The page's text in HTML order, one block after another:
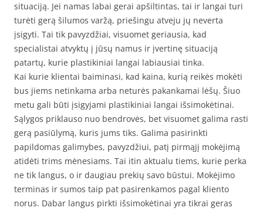
situaciją. Jei namas labai gerai apšiltintas, tai ir langai turi
turėti gerą šilumos varžą, priešingu atveju jų neverta
įsigyti. Tai tik pavyzdžiai, visuomet geriausia, kad
specialistai atvyktų į jūsų namus ir įvertinę situaciją
patartų, kurie plastikiniai langai labiausiai tinka.
Kai kurie klientai baiminasi, kad kaina, kurią reikės mokėti
bus jiems netinkama arba neturės pakankamai lėšų. Šiuo
metu gali būti įsigyjami plastikiniai langai išsimokėtinai.
Sąlygos priklauso nuo bendrovės, bet visuomet galima rasti
gerą pasiūlymą, kuris jums tiks. Galima pasirinkti
papildomas galimybes, pavyzdžiui, patį pirmąjį mokėjimą
atidėti trims mėnesiams. Tai itin aktualu tiems, kurie perka
ne tik langus, o ir daugiau prekių savo būstui. Mokėjimo
terminas ir sumos taip pat pasirenkamos pagal kliento
norus. Dabar langus pirkti išsimokėtinai yra tikrai geras